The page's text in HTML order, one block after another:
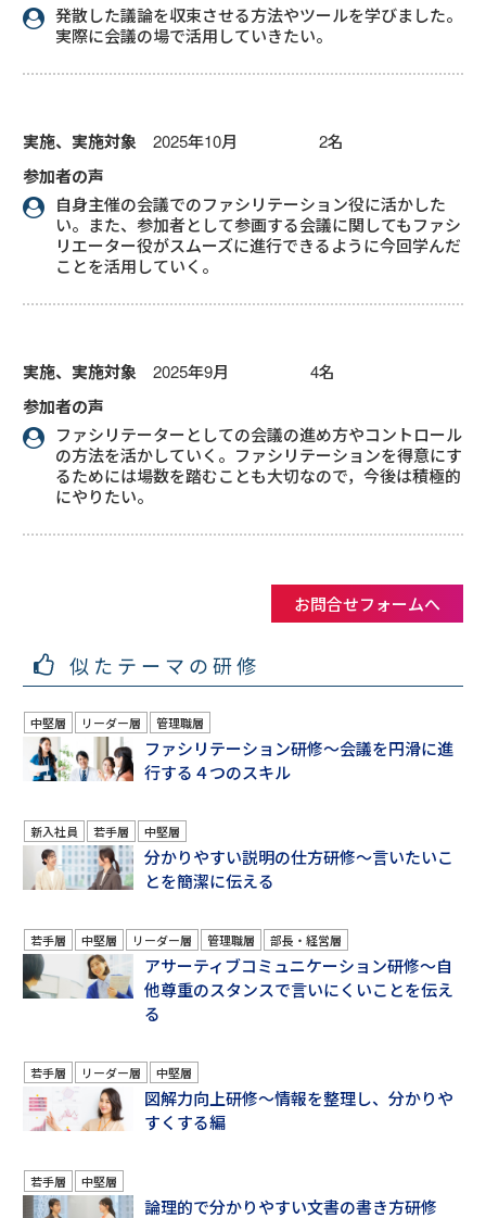
発散した議論を収束させる方法やツールを学びました。
実際に会議の場で活用していきたい。
実施、実施対象 2025年10月 2名
参加者の声
自身主催の会議でのファシリテーション役に活かした
い。また、参加者として参画する会議に関してもファシ
リエーター役がスムーズに進行できるように今回学んだ
ことを活用していく。
実施、実施対象 2025年9月 4名
参加者の声
ファシリテーターとしての会議の進め方やコントロール
の方法を活かしていく。ファシリテーションを得意にす
るためには場数を踏むことも大切なので，今後は積極的
にやりたい。
お問合せフォームへ
似たテーマの研修
中堅層 リーダー層 管理職層
ファシリテーション研修～会議を円滑に進
行する４つのスキル
新入社員 若手層 中堅層
分かりやすい説明の仕方研修～言いたいこ
とを簡潔に伝える
若手層 中堅層 リーダー層 管理職層 部長・経営層
アサーティブコミュニケーション研修～自
他尊重のスタンスで言いにくいことを伝え
る
若手層 リーダー層 中堅層
図解力向上研修～情報を整理し、分かりや
すくする編
若手層 中堅層
論理的で分かりやすい文書の書き方研修